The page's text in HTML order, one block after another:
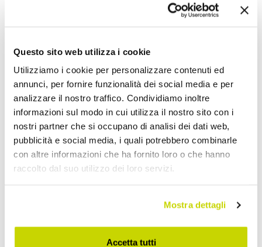
Questo sito web utilizza i cookie
Utilizziamo i cookie per personalizzare contenuti ed
annunci, per fornire funzionalità dei social media e per
analizzare il nostro traffico. Condividiamo inoltre
informazioni sul modo in cui utilizza il nostro sito con i
nostri partner che si occupano di analisi dei dati web,
pubblicità e social media, i quali potrebbero combinarle
con altre informazioni che ha fornito loro o che hanno
raccolto dal suo utilizzo dei loro servizi.
Mostra dettagli
Accetta tutti